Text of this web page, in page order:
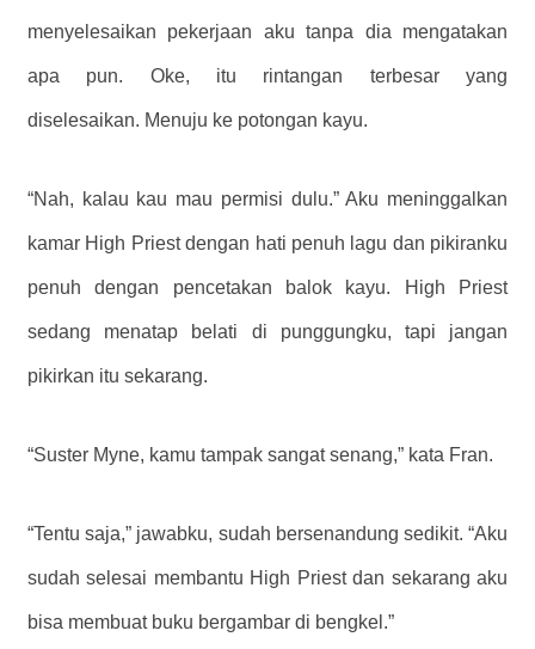
menyelesaikan pekerjaan aku tanpa dia mengatakan
apa pun. Oke, itu rintangan terbesar yang
diselesaikan. Menuju ke potongan kayu.
“Nah, kalau kau mau permisi dulu.” Aku meninggalkan
kamar High Priest dengan hati penuh lagu dan pikiranku
penuh dengan pencetakan balok kayu. High Priest
sedang menatap belati di punggungku, tapi jangan
pikirkan itu sekarang.
“Suster Myne, kamu tampak sangat senang,” kata Fran.
“Tentu saja,” jawabku, sudah bersenandung sedikit. “Aku
sudah selesai membantu High Priest dan sekarang aku
bisa membuat buku bergambar di bengkel.”